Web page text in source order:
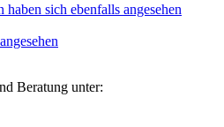
haben sich ebenfalls angesehen
Beratung unter: